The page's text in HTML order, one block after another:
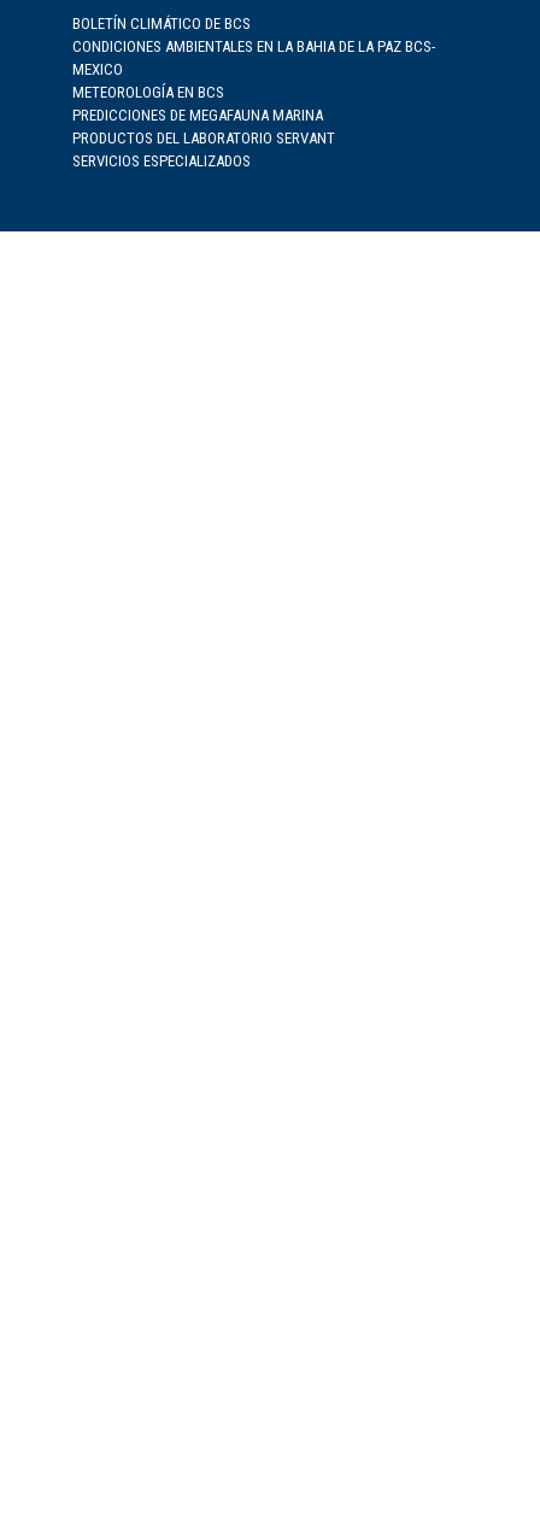
BOLETÍN CLIMÁTICO DE BCS
CONDICIONES AMBIENTALES EN LA BAHIA DE LA PAZ BCS-
MEXICO
METEOROLOGÍA EN BCS
PREDICCIONES DE MEGAFAUNA MARINA
PRODUCTOS DEL LABORATORIO SERVANT
SERVICIOS ESPECIALIZADOS